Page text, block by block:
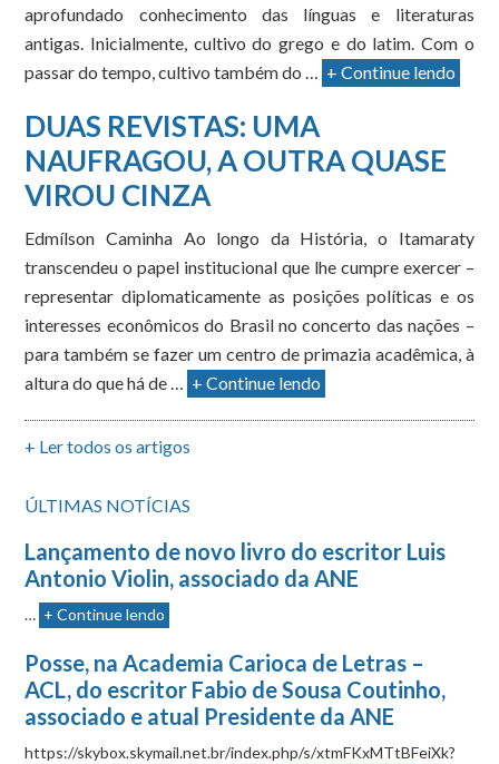
aprofundado conhecimento das línguas e literaturas
antigas. Inicialmente, cultivo do grego e do latim. Com o
passar do tempo, cultivo também do … + Continue lendo
DUAS REVISTAS: UMA
NAUFRAGOU, A OUTRA QUASE
VIROU CINZA
Edmílson Caminha Ao longo da História, o Itamaraty
transcendeu o papel institucional que lhe cumpre exercer –
representar diplomaticamente as posições políticas e os
interesses econômicos do Brasil no concerto das nações –
para também se fazer um centro de primazia acadêmica, à
altura do que há de … + Continue lendo
+ Ler todos os artigos
ÚLTIMAS NOTÍCIAS
Lançamento de novo livro do escritor Luis
Antonio Violin, associado da ANE
… + Continue lendo
Posse, na Academia Carioca de Letras –
ACL, do escritor Fabio de Sousa Coutinho,
associado e atual Presidente da ANE
https://skybox.skymail.net.br/index.php/s/xtmFKxMTtBFeiXk?